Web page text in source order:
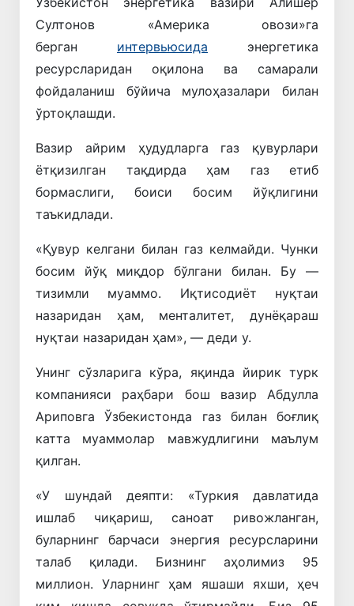
Султонов «Америка овози»га
берган интервьюсида энергетика
ресурсларидан оқилона ва самарали
фойдаланиш бўйича мулоҳазалари билан
ўртоқлашди.
Вазир айрим ҳудудларга газ қувурлари
ётқизилган тақдирда ҳам газ етиб
бормаслиги, боиси босим йўқлигини
таъкидлади.
«Қувур келгани билан газ келмайди. Чунки
босим йўқ миқдор бўлгани билан. Бу —
тизимли муаммо. Иқтисодиёт нуқтаи
назаридан ҳам, менталитет, дунёқараш
нуқтаи назаридан ҳам», — деди у.
Унинг сўзларига кўра, яқинда йирик турк
компанияси раҳбари бош вазир Абдулла
Ариповга Ўзбекистонда газ билан боғлиқ
катта муаммолар мавжудлигини маълум
қилган.
«У шундай деяпти: «Туркия давлатида
ишлаб чиқариш, саноат ривожланган,
буларнинг барчаси энергия ресурсларини
талаб қилади. Бизнинг аҳолимиз 95
миллион. Уларнинг ҳам яшаши яхши, ҳеч